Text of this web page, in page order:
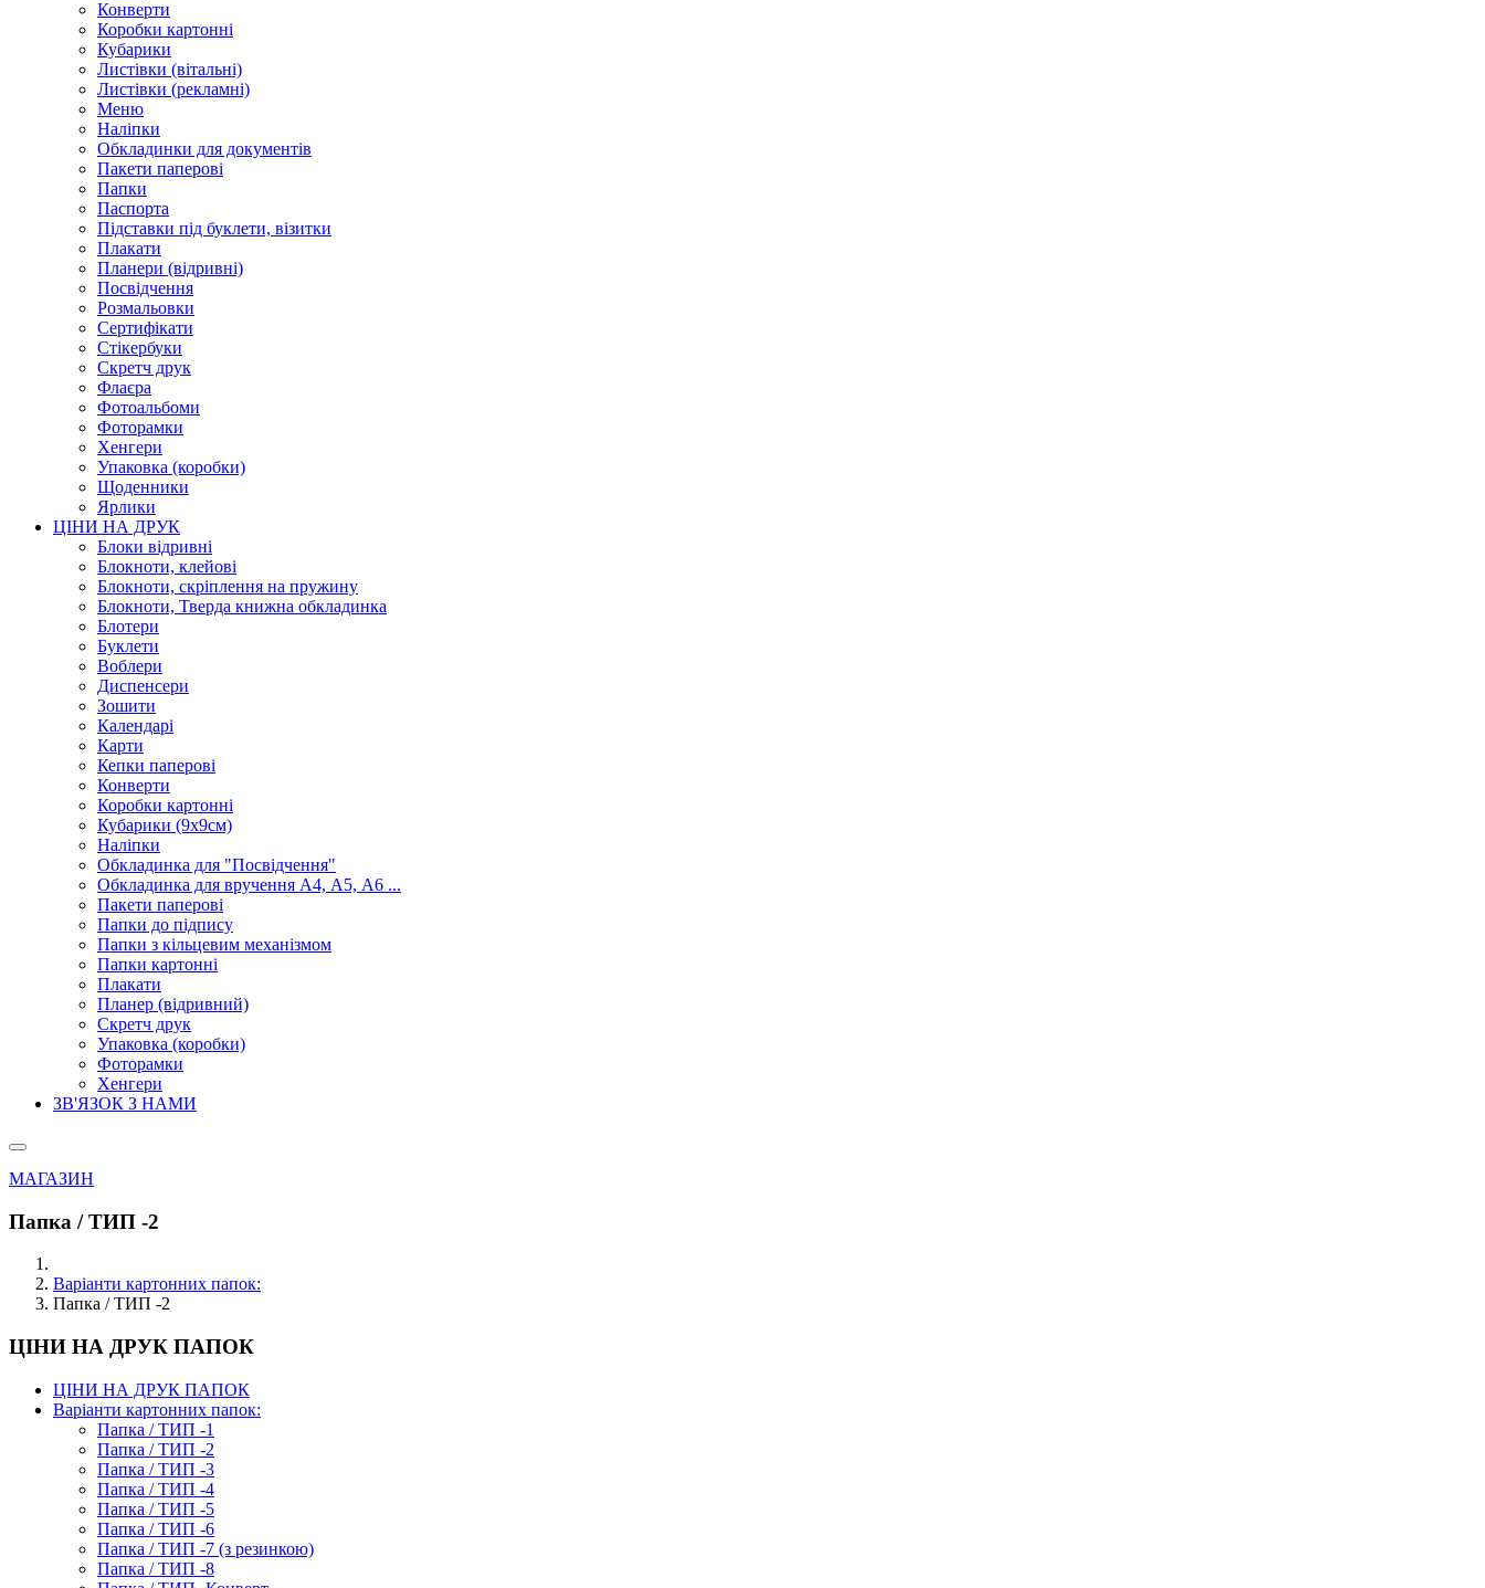
Конверти
Коробки картонні
Кубарики
Листівки (вітальні)
Листівки (рекламні)
Меню
Наліпки
Обкладинки для документів
Пакети паперові
Папки
Паспорта
Підставки під буклети, візитки
Плакати
Планери (відривні)
Посвідчення
Розмальовки
Сертифікати
Стікербуки
Скретч друк
Флаєра
Фотоальбоми
Фоторамки
Хенгери
Упаковка (коробки)
Щоденники
Ярлики
ЦІНИ НА ДРУК
Блоки відривні
Блокноти, клейові
Блокноти, скріплення на пружину
Блокноти, Тверда книжна обкладинка
Блотери
Буклети
Воблери
Диспенсери
Зошити
Календарі
Карти
Кепки паперові
Конверти
Коробки картонні
Кубарики (9х9см)
Наліпки
Обкладинка для "Посвідчення"
Обкладинка для вручення А4, А5, А6 ...
Пакети паперові
Папки до підпису
Папки з кільцевим механізмом
Папки картонні
Плакати
Планер (відривний)
Скретч друк
Упаковка (коробки)
Фоторамки
Хенгери
ЗВ'ЯЗОК З НАМИ
МАГАЗИН
Папка / ТИП -2
Варіанти картонних папок:
Папка / ТИП -2
ЦІНИ НА ДРУК ПАПОК
ЦІНИ НА ДРУК ПАПОК
Варіанти картонних папок:
Папка / ТИП -1
Папка / ТИП -2
Папка / ТИП -3
Папка / ТИП -4
Папка / ТИП -5
Папка / ТИП -6
Папка / ТИП -7 (з резинкою)
Папка / ТИП -8